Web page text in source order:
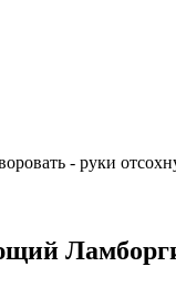
- руки